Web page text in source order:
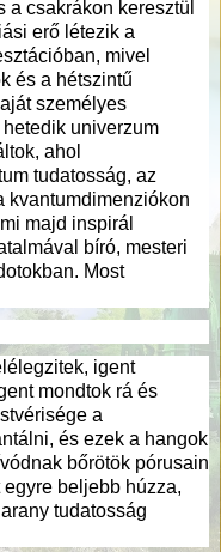
a csakrákon keresztül
erő létezik a
mivel
és a hétszintű
személyes
univerzum
ahol
tudatosság, az
kvantumdimenziókon
majd inspirál
bíró, mesteri
Most
igent
mondtok rá és
a
és ezek a hangok
bőrötök pórusain
beljebb húzza,
tudatosság